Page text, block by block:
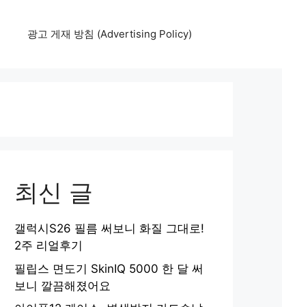
광고 게재 방침 (Advertising Policy)
최신 글
갤럭시S26 필름 써보니 화질 그대로!
2주 리얼후기
필립스 면도기 SkinIQ 5000 한 달 써
보니 깔끔해졌어요